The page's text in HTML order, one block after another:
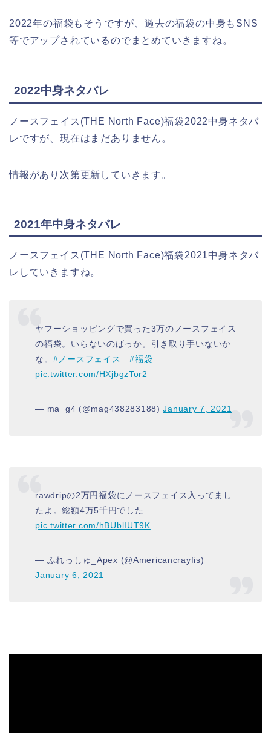
2022年の福袋もそうですが、過去の福袋の中身もSNS
等でアップされているのでまとめていきますね。
2022中身ネタバレ
ノースフェイス(THE North Face)福袋2022中身ネタバ
レですが、現在はまだありません。
情報があり次第更新していきます。
2021年中身ネタバレ
ノースフェイス(THE North Face)福袋2021中身ネタバ
レしていきますね。
ヤフーショッピングで買った3万のノースフェイス
の福袋。いらないのばっか。引き取り手いないか
な。 #ノースフェイス
#福袋
pic.twitter.com/HXjbgzTor2
— ma_g4 (@mag438283188)January 7, 2021
rawdripの2万円福袋にノースフェイス入ってまし
たよ。総額4万5千円でした
pic.twitter.com/hBUblIUT9K
— ふれっしゅ_Apex (@Americancrayfis)
January 6, 2021